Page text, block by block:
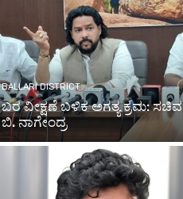
BALLARI DISTRICT
ಬರ ವೀಕ್ಷಣೆ ಬಳಿಕ ಅಗತ್ಯ ಕ್ರಮ: ಸಚಿವ
ಬಿ. ನಾಗೇಂದ್ರ